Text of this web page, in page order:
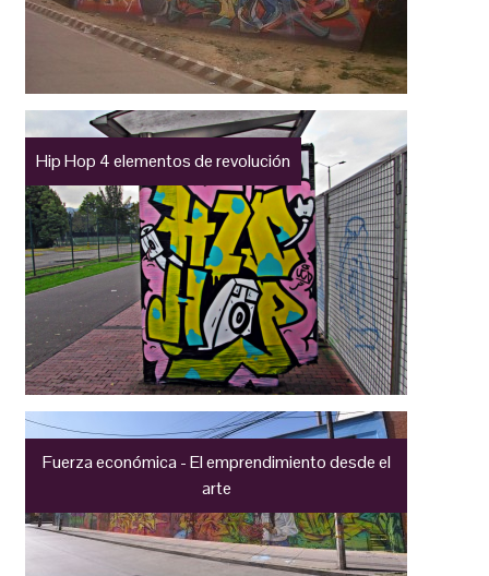
Hip Hop 4 elementos de revolución
Fuerza económica - El emprendimiento desde el
arte